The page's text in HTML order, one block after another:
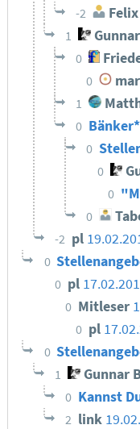
-2 Felix
1
0
0
1
0
0
0
0
0
-2 pl
0
0 pl
0 Mitleser
0 pl
0
1 Gunnar
0 Kannst
2 link